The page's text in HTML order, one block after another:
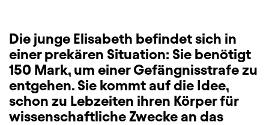
Die junge Elisabeth befindet sich in
einer prekären Situation: Sie benötigt
150 Mark, um einer Gefängnisstrafe zu
entgehen. Sie kommt auf die Idee,
schon zu Lebzeiten ihren Körper für
wissenschaftliche Zwecke an das